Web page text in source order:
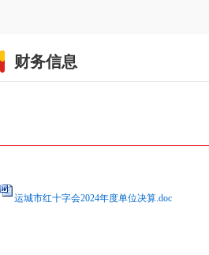
财务信息
运城市红十字会2024年度单位决算.doc